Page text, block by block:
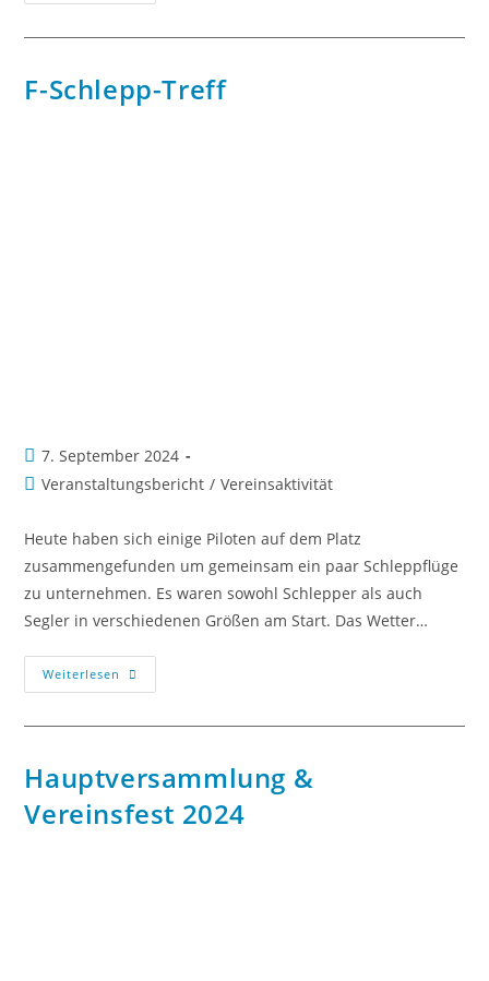
F-Schlepp-Treff
7. September 2024
Veranstaltungsbericht / Vereinsaktivität
Heute haben sich einige Piloten auf dem Platz
zusammengefunden um gemeinsam ein paar Schleppflüge
zu unternehmen. Es waren sowohl Schlepper als auch
Segler in verschiedenen Größen am Start. Das Wetter…
Weiterlesen
Hauptversammlung &
Vereinsfest 2024